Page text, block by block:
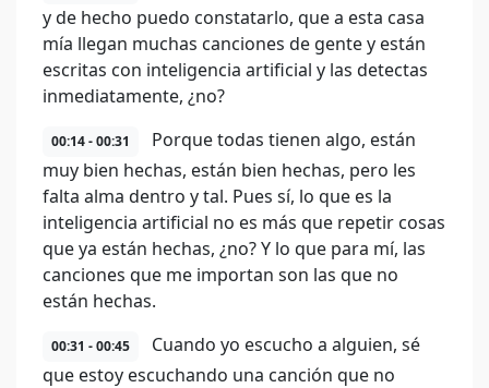
y de hecho puedo constatarlo, que a esta casa
mía llegan muchas canciones de gente y están
escritas con inteligencia artificial y las detectas
inmediatamente, ¿no?
00:14 - 00:31
Porque todas tienen algo, están
muy bien hechas, están bien hechas, pero les
falta alma dentro y tal. Pues sí, lo que es la
inteligencia artificial no es más que repetir cosas
que ya están hechas, ¿no? Y lo que para mí, las
canciones que me importan son las que no
están hechas.
00:31 - 00:45
Cuando yo escucho a alguien, sé
que estoy escuchando una canción que no